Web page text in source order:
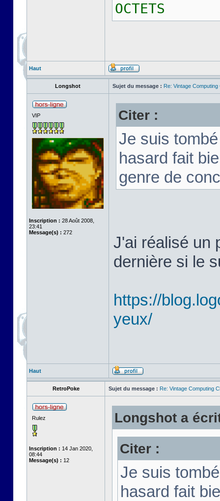
OCTETS
Haut
Longshot Sujet du message : Re: Vintage
VIP
Inscription : 28 Août 2008,
23:41
Message(s) : 272
Citer :
Je suis
hasard fait
genre de
J'ai réalisé un
dernière si le
https://
yeux/
Haut
RetroPoke Sujet du message : Re: Vintage Computing
Rulez
Inscription : 14 Jan 2020,
08:44
Message(s) : 12
Longshot a
Citer :
Je suis
hasard fait